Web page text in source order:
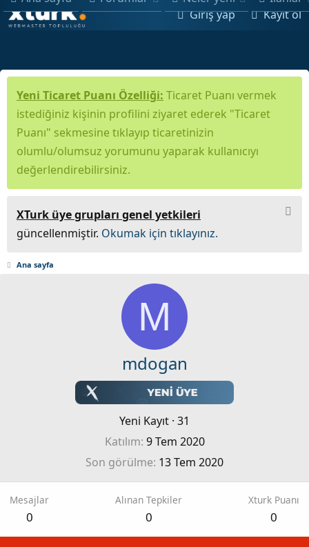
Giriş yap Kayıt ol
Yeni Ticaret Puanı Özelliği: Ticaret Puanı vermek
istediğiniz kişinin profilini ziyaret ederek "Ticaret
Puanı" sekmesine tıklayıp ticaretinizin
olumlu/olumsuz yorumunu yaparak kullanıcıyı
değerlendirebilirsiniz.
XTurk üye grupları genel yetkileri
güncellenmiştir. Okumak için tıklayınız.
Ana sayfa
M
mdogan
Yeni Kayıt · 31
Katılım 9 Tem 2020
Son görülme 13 Tem 2020
Mesajlar
0
Alınan Tepkiler
0
Xturk Puanı
0